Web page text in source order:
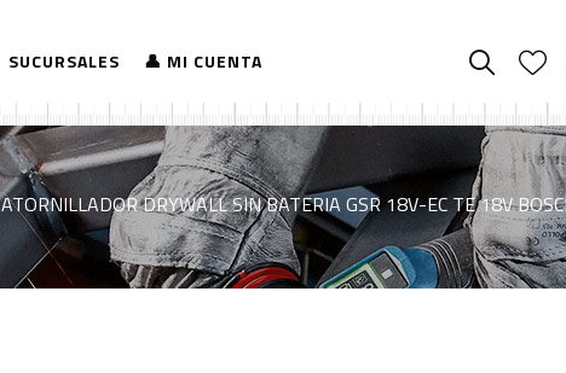
SUCURSALES 👤 MI CUENTA
ATORNILLADOR DRYWALL SIN BATERIA GSR 18V-EC TE 18V